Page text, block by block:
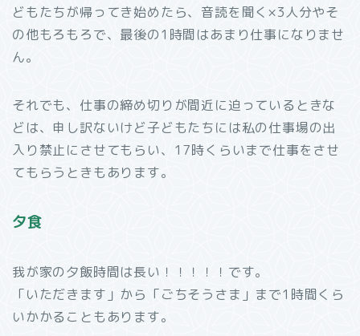
どもたちが帰ってき始めたら、音読を聞く×3人分やそ
の他もろもろで、最後の1時間はあまり仕事になりませ
ん。
それでも、仕事の締め切りが間近に迫っているときな
どは、申し訳ないけど子どもたちには私の仕事場の出
入り禁止にさせてもらい、17時くらいまで仕事をさせ
てもらうときもあります。
夕食
我が家の夕飯時間は長い！！！！！です。
「いただきます」から「ごちそうさま」まで1時間くら
いかかることもあります。